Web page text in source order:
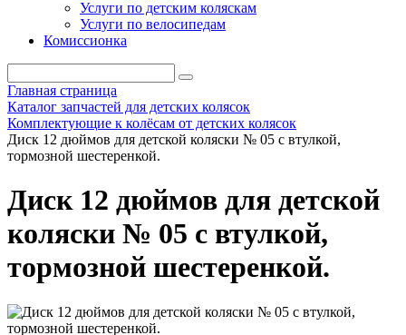
Услуги по детским коляскам
Услуги по велосипедам
Комиссионка
Главная страница
Каталог запчастей для детских колясок
Комплектующие к колёсам от детских колясок
Диск 12 дюймов для детской коляски № 05 с втулкой,
тормозной шестеренкой.
Диск 12 дюймов для детской
коляски № 05 с втулкой,
тормозной шестеренкой.